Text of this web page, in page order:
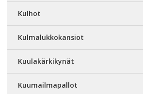
Kulhot
Kulmalukkokansiot
Kuulakärkikynät
Kuumailmapallot